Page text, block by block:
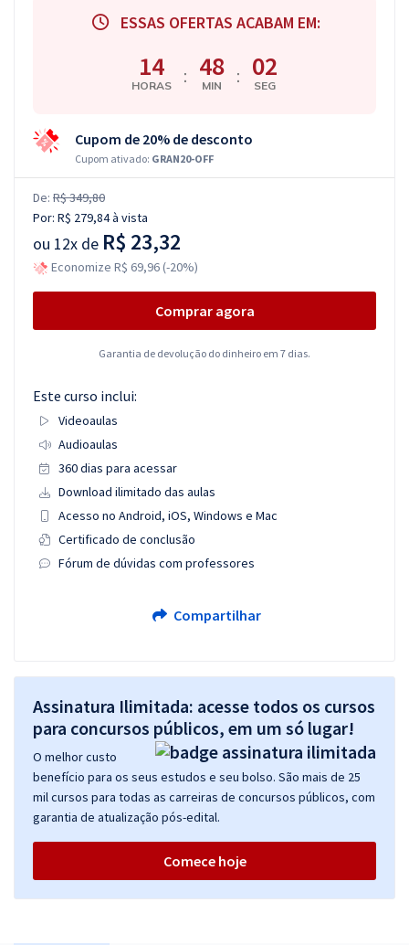
ESSAS OFERTAS ACABAM EM:
14
HORAS : 48
MIN : 01
SEG
Cupom de 20% de desconto
Cupom ativado: GRAN20-OFF
De: R$ 349,80
Por: R$ 279,84à vista
ou 12x de R$ 23,32
Economize R$ 69,96 (-20%)
Comprar agora
Garantia de devolução do dinheiro em 7 dias.
Este curso inclui:
Videoaulas
Audioaulas
360 dias para acessar
Download ilimitado das aulas
Acesso no Android, iOS, Windows e Mac
Certificado de conclusão
Fórum de dúvidas com professores
Compartilhar
Assinatura Ilimitada: acesse todos os cursos
para concursos públicos, em um só lugar!
O melhor custo
benefício para os seus estudos e seu bolso. São mais de 25
mil cursos para todas as carreiras de concursos públicos, com
garantia de atualização pós-edital.
Comece hoje